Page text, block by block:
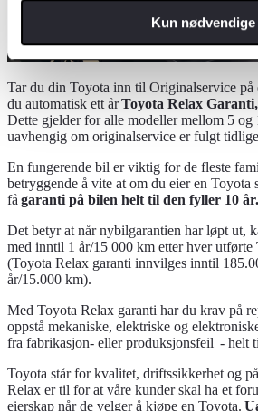
Kun nødvendige
Tar du din Toyota inn til Originalservice på
du automatisk ett årToyota Relax
Dette gjelder for alle modeller mellom 5 og
uavhengig om originalservice er fulgt
En fungerende bil er viktig for de fleste
betryggende å vite at om du eier en Toyota
få garanti på bilen helt til den fyller 10 år.
Det betyr at når nybilgarantien har løpt ut,
med inntil 1 år/15 000 km etter hver
(Toyota Relax garanti innvilges inntil
år/15.000 km).
Med Toyota Relax garanti har du krav på
oppstå mekaniske, elektriske og
fra fabrikasjon- eller produksjonsfeil - helt
Toyota står for kvalitet, driftssikkerhet og
Relax er til for at våre kunder skal ha et
eierskap når de velger å kjøpe en Toyota.